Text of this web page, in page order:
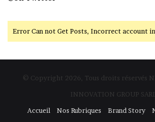
Error Can not Get Posts, Incorrect account
© Copyright 2026, Tous droits réservés
INNOVATION GROUP SARL
Accueil
Nos Rubriques Brand Story